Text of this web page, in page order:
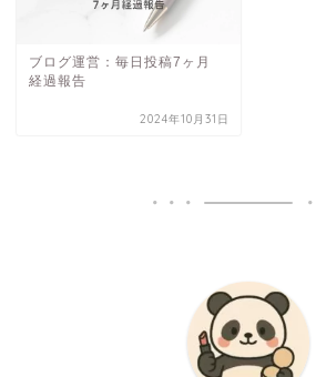
ブログ運営：毎日投稿7ヶ月
経過報告
2024年10月31日